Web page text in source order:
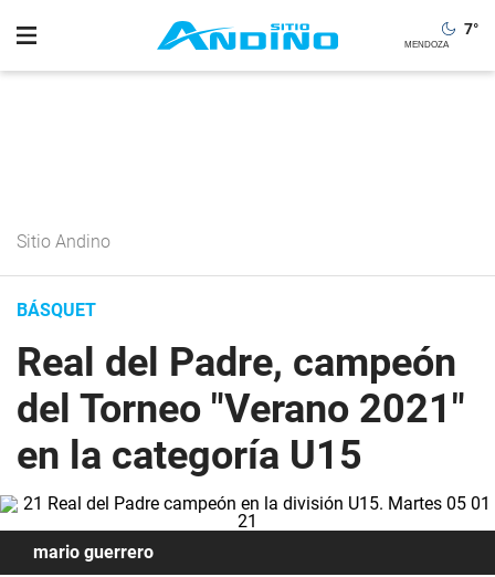
7°
Sitio Andino
BÁSQUET
Real del Padre, campeón
del Torneo "Verano 2021"
en la categoría U15
mario guerrero